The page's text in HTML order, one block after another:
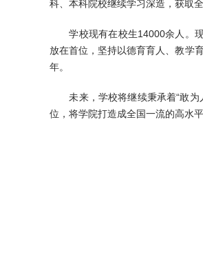
科、本科院校继续学习深造，获取
学校现有在校生14000余人。现
放在首位，坚持以德育育人、教学
年。
未来，学校将继续秉承着“敢为
位，将学院打造成全国一流的高水